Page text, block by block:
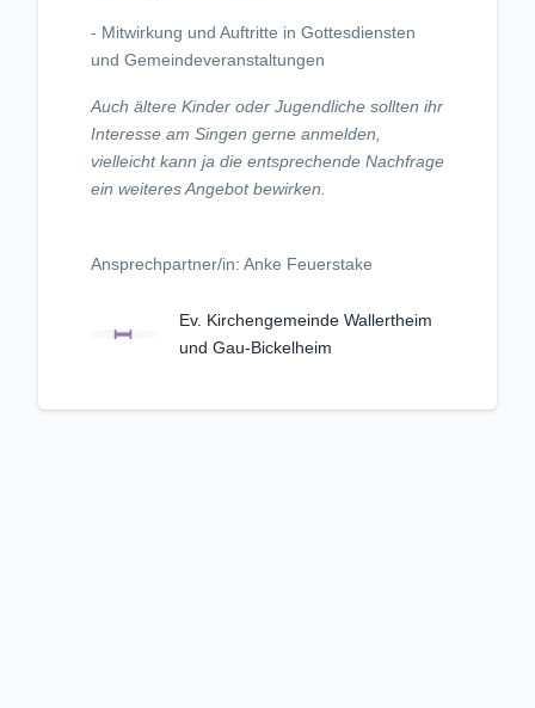
- Mitwirkung und Auftritte in Gottesdiensten
und Gemeindeveranstaltungen
Auch ältere Kinder oder Jugendliche sollten ihr
Interesse am Singen gerne anmelden,
vielleicht kann ja die entsprechende Nachfrage
ein weiteres Angebot bewirken.
Ansprechpartner/in: Anke Feuerstake
Ev. Kirchengemeinde Wallertheim
und Gau-Bickelheim